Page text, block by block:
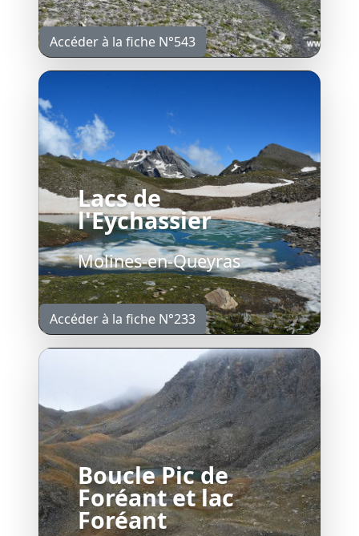
Accéder à la fiche N°543
Lacs de
l'Eychassier
Molines-en-Queyras
Accéder à la fiche N°233
Boucle Pic de
Foréant et lac
Foréant